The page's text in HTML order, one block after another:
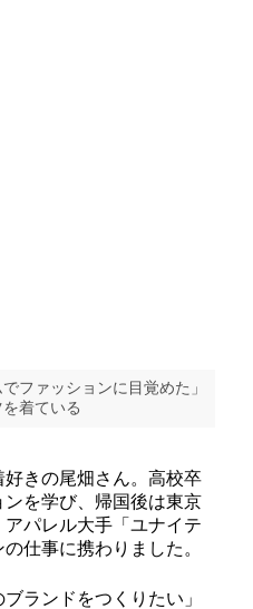
ファッションに目覚めた」
着ている
きの尾畑さん。高校卒
を学び、帰国後は東京
パレル大手「ユナイテ
仕事に携わりました。
ランドをつくりたい」